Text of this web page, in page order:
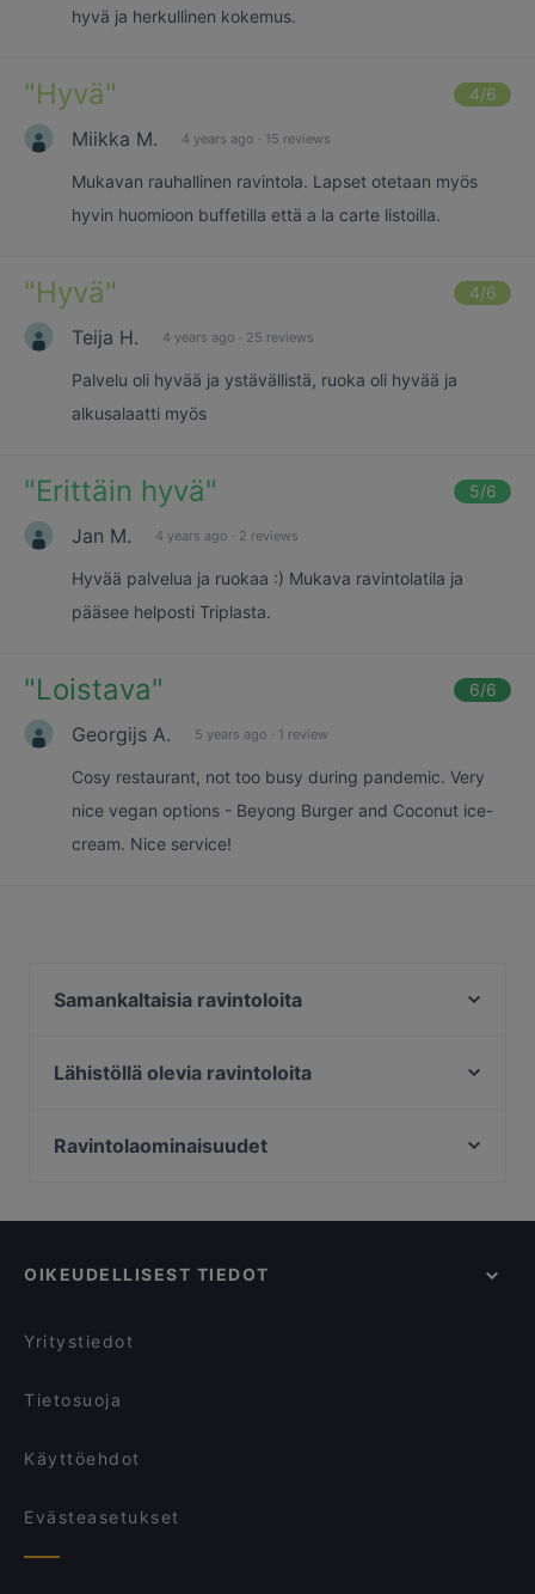
hyvä ja herkullinen kokemus.
"Hyvä" 4/6
Miikka M. 4 years ago · 15 reviews
Mukavan rauhallinen ravintola. Lapset otetaan myös
hyvin huomioon buffetilla että a la carte listoilla.
"Hyvä" 4/6
Teija H. 4 years ago · 25 reviews
Palvelu oli hyvää ja ystävällistä, ruoka oli hyvää ja
alkusalaatti myös
"Erittäin hyvä" 5/6
Jan M. 4 years ago · 2 reviews
Hyvää palvelua ja ruokaa :) Mukava ravintolatila ja
pääsee helposti Triplasta.
"Loistava" 6/6
Georgijs A. 5 years ago · 1 review
Cosy restaurant, not too busy during pandemic. Very
nice vegan options - Beyong Burger and Coconut ice-
cream. Nice service!
Samankaltaisia ravintoloita
Rannagor
Brokadi Tripla
Ravintola Veturitallit
Lähistöllä olevia ravintoloita
Nepalilainen Ravintola Mountain
Restaurant Maharaja Töölö
Ravintola Rara
Ravintolaominaisuudet
Ravintolat, We speak English, Helsinki
OIKEUDELLISEST TIEDOT
Yritystiedot
Tietosuoja
Käyttöehdot
Evästeasetukset